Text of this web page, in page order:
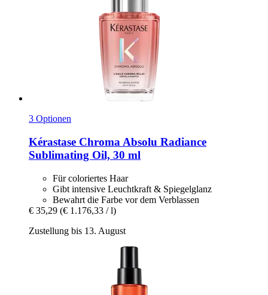
3 Optionen
Kérastase Chroma Absolu Radiance
Sublimating Oil, 30 ml
Für coloriertes Haar
Gibt intensive Leuchtkraft & Spiegelglanz
Bewahrt die Farbe vor dem Verblassen
€ 35,29 (€ 1.176,33 / l)
Zustellung bis 13. August